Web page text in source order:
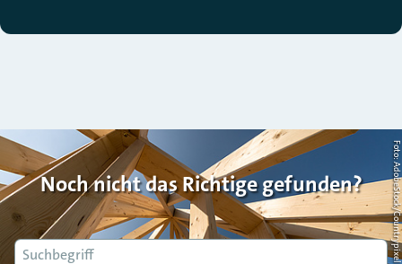
Noch nicht das Richtige gefunden?
Suche Foto: AdobeStock/Countrypixel